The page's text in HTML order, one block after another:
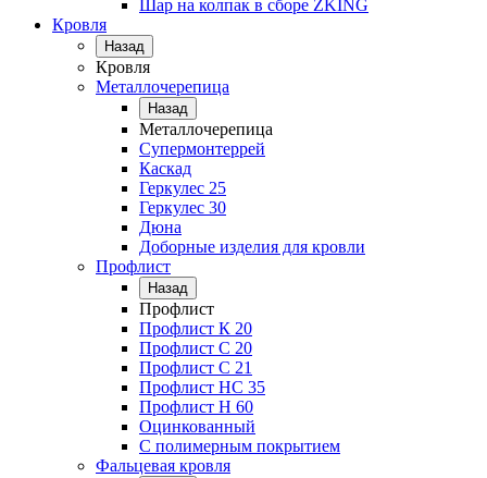
Шар на колпак в сборе ZKING
Кровля
Назад
Кровля
Металлочерепица
Назад
Металлочерепица
Супермонтеррей
Каскад
Геркулес 25
Геркулес 30
Дюна
Доборные изделия для кровли
Профлист
Назад
Профлист
Профлист К 20
Профлист С 20
Профлист C 21
Профлист НС 35
Профлист Н 60
Оцинкованный
С полимерным покрытием
Фальцевая кровля